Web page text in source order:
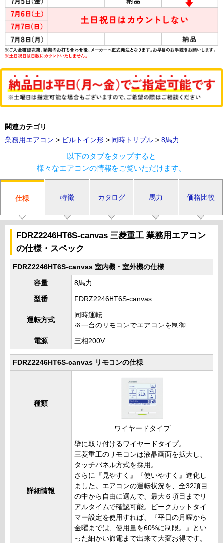
関連カテゴリ
業務用エアコン > ビルトイン形 > 同時トリプル > 8馬力
以下のタブをタップすると
様々なエアコンの情報をご覧いただけます。
仕様 特徴 カタログ 馬力 価格比較
FDRZ2246HT6S-canvas 三菱重工 業務用エアコン
の仕様・スペック
FDRZ2246HT6S-canvas 室内機・室外機の仕様
容量 8馬力
型番 FDRZ2246HT6S-canvas
運転方式
同時運転
※一台のリモコンでエアコンを制御
電源 三相200V
FDRZ2246HT6S-canvas リモコンの仕様
種類
ワイヤードタイプ
詳細情報
壁に取り付けるワイヤードタイプ。
三菱重工のリモコンは液晶画面を拡大し、
タッチパネル方式を採用。
さらに『見やすく』『使いやすく』進化し
ました。エアコンの運転状況を、全32項目
の中から自由に選んで、最大６項目までリ
アルタイムで確認可能。ピークカットタイ
マー設定を使用すれば、『平日の月曜から
金曜までは、使用量を60%に制限。』とい
った細かい節電まで出来て大変お得です。